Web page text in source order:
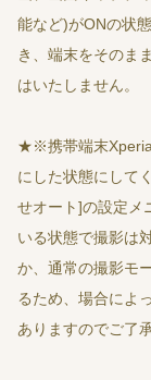
能など)がONの状
き、端末をそのま
はいたしません。
★※携帯端末Xperia
にした状態にして
せオート]の設定メ
いる状態で撮影は
か、通常の撮影モ
るため、場合によ
ありますのでご了